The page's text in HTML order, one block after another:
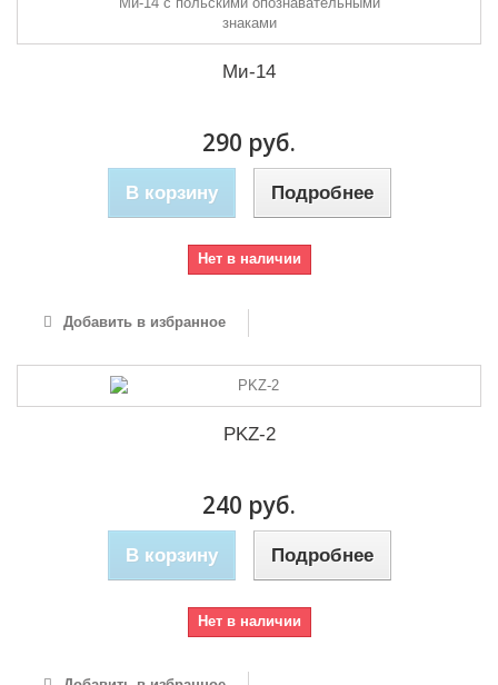
Ми-14
290 руб.
В корзину Подробнее
Нет в наличии
Добавить в избранное
PKZ-2
240 руб.
В корзину Подробнее
Нет в наличии